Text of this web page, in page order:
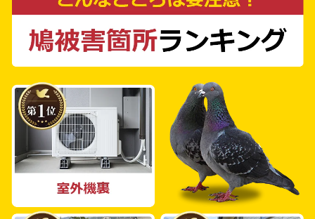
調査へ伺い、最適な対策案とお見積もりをご案
内します。現地調査・お見積もりは無料ですの
で、お気軽にお問い合わせください。 当社は
鳩よけのプロフェッショナルが揃っており、あ
らゆる状況に応じた最適なプランをご提案可能
です。一戸建て住宅やマンション、工場、倉
庫、公共施設や農場に至るまで、個人・法人ど
ちらのお客様も対応しております。あなたの日
常生活を守るため、鳩被害からあなたを守るた
め、私たち鳩よけ対策PROが全力でサポート
いたします。お気軽にご連絡をどうぞ。